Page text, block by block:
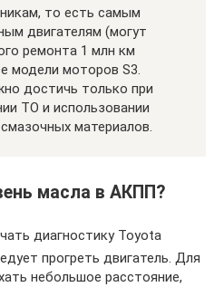
то есть самым
двигателям (могут
ремонта 1 млн км
модели моторов S3.
достичь только при
ТО и использовании
материалов.
масла в АКПП?
диагностику Toyota
прогреть двигатель. Для
небольшое расстояние,